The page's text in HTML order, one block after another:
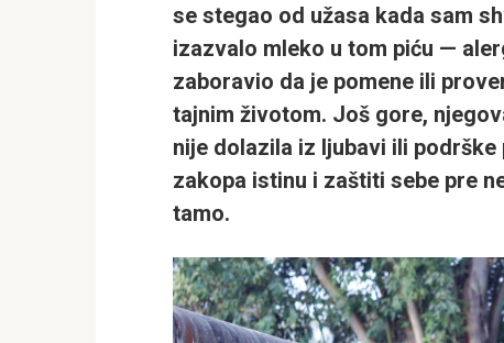
se stegao od užasa kada sam
izazvalo mleko u tom piću —
zaboravio da je pomene ili
tajnim životom. Još gore,
nije dolazila iz ljubavi ili
zakopa istinu i zaštiti sebe pre
tamo.